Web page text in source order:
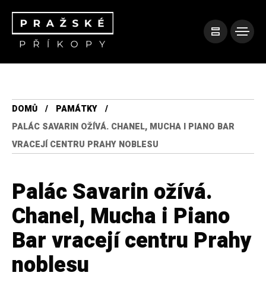
DOMŮ
PAMÁTKY
PALÁC SAVARIN OŽÍVÁ. CHANEL, MUCHA I PIANO BAR
VRACEJÍ CENTRU PRAHY NOBLESU
Palác Savarin ožívá.
Chanel, Mucha i Piano
Bar vracejí centru Prahy
noblesu